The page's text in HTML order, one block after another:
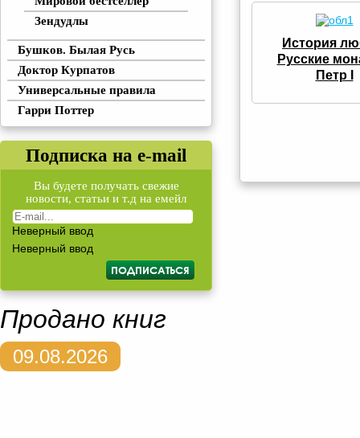
Зендудлы
Бушков. Былая Русь
Доктор Курпатов
Универсальные правила
Гарри Поттер
Подписка на e-mail
Вы будете получать свежие
новости, статьи и т.д на емейл
Неверный ввод
Неверный ввод
История
Русские
Петр I
Продано книг
09.08.2026